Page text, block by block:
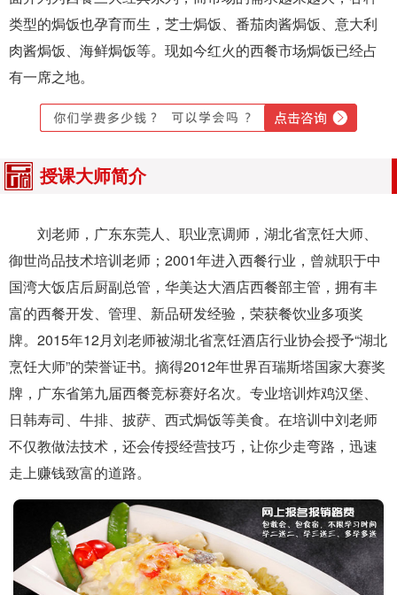
类型的焗饭也孕育而生，芝士焗饭、番茄肉酱焗饭、意大利
肉酱焗饭、海鲜焗饭等。现如今红火的西餐市场焗饭已经占
有一席之地。
授课大师简介
刘老师，广东东莞人、职业烹调师，湖北省烹饪大师、
御世尚品技术培训老师；2001年进入西餐行业，曾就职于中
国湾大饭店后厨副总管，华美达大酒店西餐部主管，拥有丰
富的西餐开发、管理、新品研发经验，荣获餐饮业多项奖
牌。2015年12月刘老师被湖北省烹饪酒店行业协会授予“湖北
烹饪大师”的荣誉证书。摘得2012年世界百瑞斯塔国家大赛奖
牌，广东省第九届西餐竞标赛好名次。专业培训炸鸡汉堡、
日韩寿司、牛排、披萨、西式焗饭等美食。在培训中刘老师
不仅教做法技术，还会传授经营技巧，让你少走弯路，迅速
走上赚钱致富的道路。